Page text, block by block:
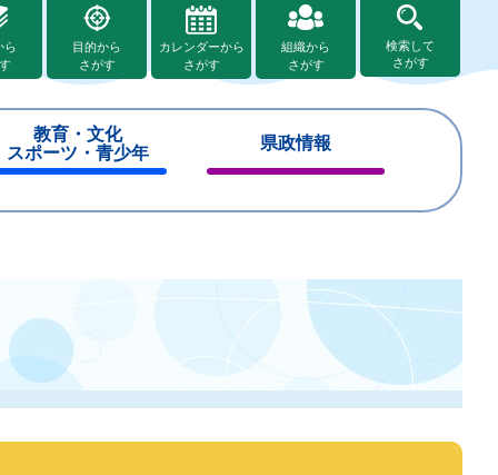
ら
目的から
さがす
カレンダーから
さがす
組織から
さがす
検索して
さがす
教育・文化
スポーツ・青少年
県政情報
じ